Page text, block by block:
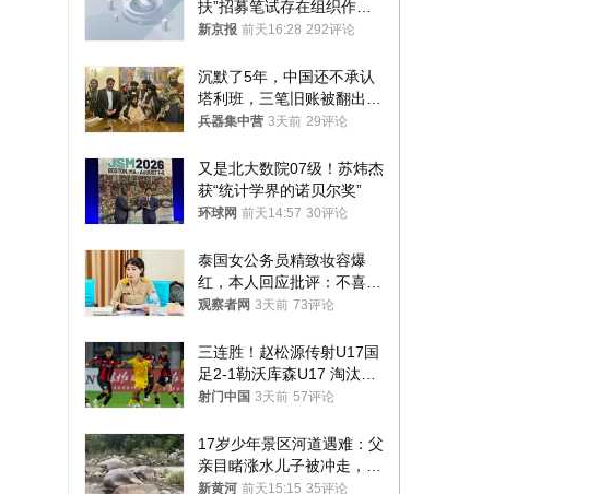
扶”招募笔试存在组织作弊
犯罪行为
新京报 前天16:28 292评论
沉默了5年，中国还不承认
塔利班，三笔旧账被翻出，
最大风险出现
兵器集中营 3天前 29评论
又是北大数院07级！苏炜杰
获“统计学界的诺贝尔奖”
环球网 前天14:57 30评论
泰国女公务员精致妆容爆
红，本人回应批评：不喜欢
就别看
观察者网 3天前 73评论
三连胜！赵松源传射U17国
足2-1勒沃库森U17 淘汰赛
将战河床
射门中国 3天前 57评论
17岁少年景区河道遇难：父
亲目睹涨水儿子被冲走，当
地排除上游泄洪，家属盼厘
新黄河 前天15:15 35评论